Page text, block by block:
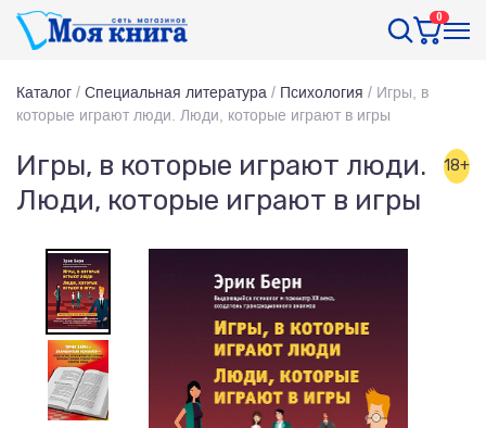
0
Каталог / Специальная литература / Психология / Игры, в
которые играют люди. Люди, которые играют в игры
Игры, в которые играют люди.
Люди, которые играют в игры
18+